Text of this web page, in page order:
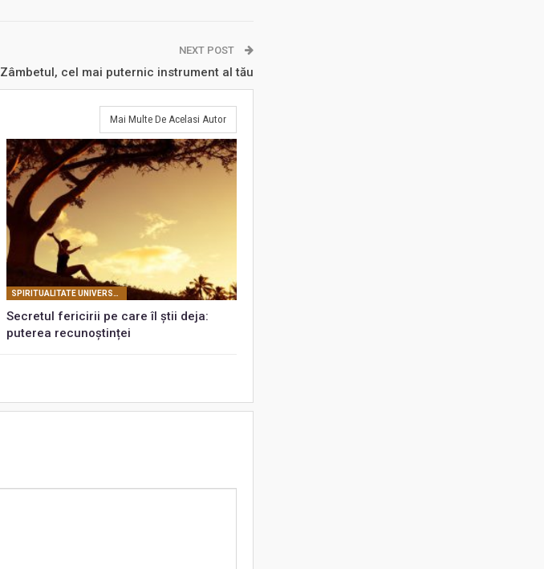
NEXT POST
Zâmbetul, cel mai puternic instrument al tău
Mai Multe De Acelasi Autor
SPIRITUALITATE UNIVERSALĂ
Secretul fericirii pe care îl știi deja:
puterea recunoștinței